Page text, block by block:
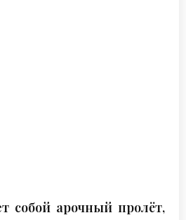
собой арочный пролёт,